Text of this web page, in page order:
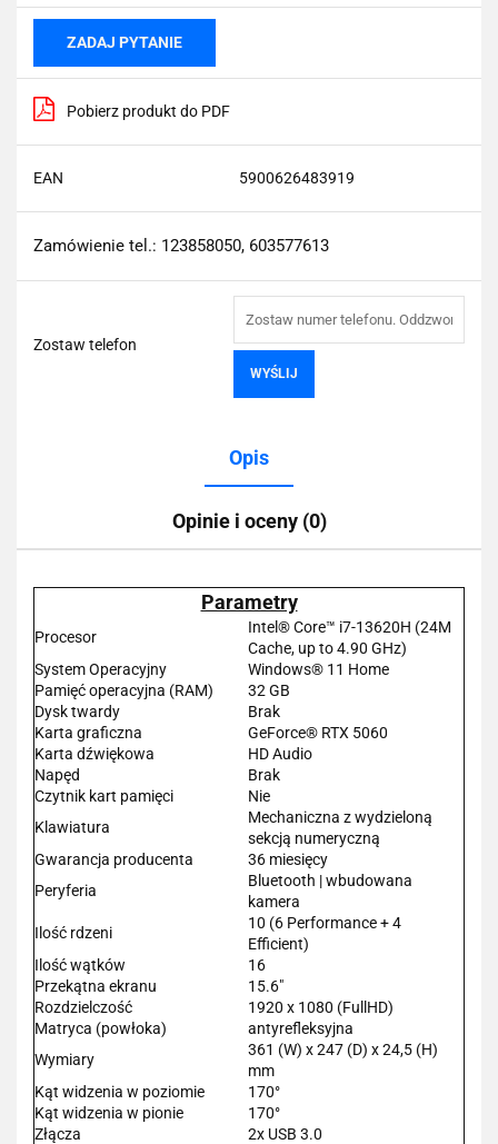
ZADAJ PYTANIE
Pobierz produkt do PDF
EAN 5900626483919
Zamówienie tel.: 123858050, 603577613
Zostaw telefon
WYŚLIJ
Opis
Opinie i oceny (0)
Parametry
Procesor
Intel® Core™ i7-13620H (24M
Cache, up to 4.90 GHz)
System Operacyjny
Windows® 11 Home
Pamięć operacyjna (RAM)
32 GB
Dysk twardy
Brak
Karta graficzna
GeForce® RTX 5060
Karta dźwiękowa
HD Audio
Napęd
Brak
Czytnik kart pamięci
Nie
Klawiatura
Mechaniczna z wydzieloną
sekcją numeryczną
Gwarancja producenta
36 miesięcy
Peryferia
Bluetooth | wbudowana
kamera
Ilość rdzeni
10 (6 Performance + 4
Efficient)
Ilość wątków
16
Przekątna ekranu
15.6"
Rozdzielczość
1920 x 1080 (FullHD)
Matryca (powłoka)
antyrefleksyjna
Wymiary
361 (W) x 247 (D) x 24,5 (H)
mm
Kąt widzenia w poziomie
170°
Kąt widzenia w pionie
170°
Złącza
2x USB 3.0